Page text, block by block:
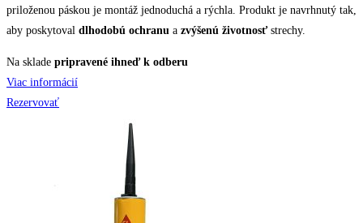
priloženou páskou je montáž jednoduchá a rýchla. Produkt je navrhnutý tak,
aby poskytoval dlhodobú ochranu a zvýšenú životnosťstrechy.
Na sklade pripravené ihneď k odberu
Viac informácií
Rezervovať